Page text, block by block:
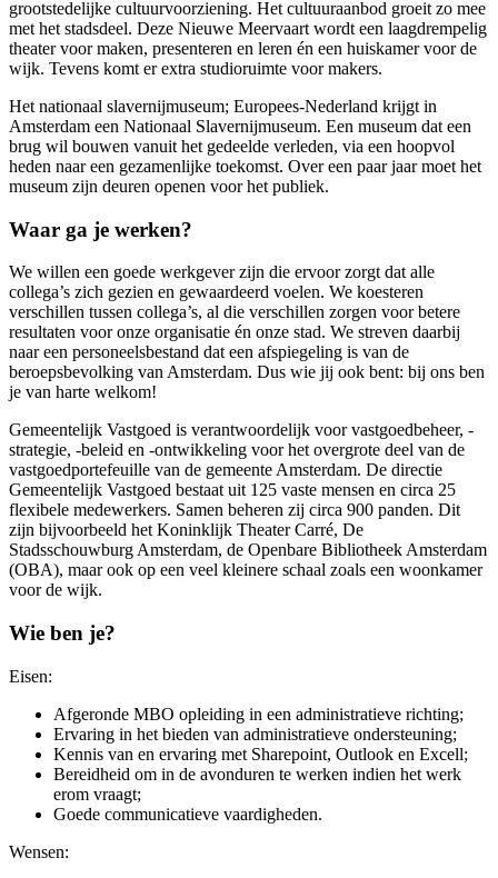
grootstedelijke cultuurvoorziening. Het cultuuraanbod groeit zo mee
met het stadsdeel. Deze Nieuwe Meervaart wordt een laagdrempelig
theater voor maken, presenteren en leren én een huiskamer voor de
wijk. Tevens komt er extra studioruimte voor makers.
Het nationaal slavernijmuseum; Europees-Nederland krijgt in
Amsterdam een Nationaal Slavernijmuseum. Een museum dat een
brug wil bouwen vanuit het gedeelde verleden, via een hoopvol
heden naar een gezamenlijke toekomst. Over een paar jaar moet het
museum zijn deuren openen voor het publiek.
Waar ga je werken?
We willen een goede werkgever zijn die ervoor zorgt dat alle
collega’s zich gezien en gewaardeerd voelen. We koesteren
verschillen tussen collega’s, al die verschillen zorgen voor betere
resultaten voor onze organisatie én onze stad. We streven daarbij
naar een personeelsbestand dat een afspiegeling is van de
beroepsbevolking van Amsterdam. Dus wie jij ook bent: bij ons ben
je van harte welkom!
Gemeentelijk Vastgoed is verantwoordelijk voor vastgoedbeheer, -
strategie, -beleid en -ontwikkeling voor het overgrote deel van de
vastgoedportefeuille van de gemeente Amsterdam. De directie
Gemeentelijk Vastgoed bestaat uit 125 vaste mensen en circa 25
flexibele medewerkers. Samen beheren zij circa 900 panden. Dit
zijn bijvoorbeeld het Koninklijk Theater Carré, De
Stadsschouwburg Amsterdam, de Openbare Bibliotheek Amsterdam
(OBA), maar ook op een veel kleinere schaal zoals een woonkamer
voor de wijk.
Wie ben je?
Eisen:
Afgeronde MBO opleiding in een administratieve richting;
Ervaring in het bieden van administratieve ondersteuning;
Kennis van en ervaring met Sharepoint, Outlook en Excell;
Bereidheid om in de avonduren te werken indien het werk
erom vraagt;
Goede communicatieve vaardigheden.
Wensen: